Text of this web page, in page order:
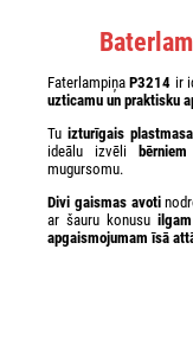
FaterlampiņaP3214 ir
uzticamu un praktisku
Tu izturīgais
ideālu izvēli
bērniem
mugursomu.
Divi gaismas avoti
ar šauru konusu
apgaismojumam īsā